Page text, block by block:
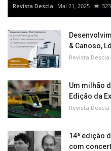
Revista Descla Mai 21, 2025
& Canoso,
Revista Descla
Um milhão
Edição da
Revista Descla
14ª edição
com